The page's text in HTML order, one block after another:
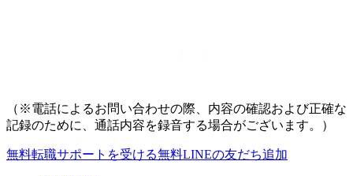
（※電話によるお問い合わせの際、内容の確認および正確な
記録のために、通話内容を録音する場合がございます。）
無料転職サポートを受ける無料LINEの友だち追加